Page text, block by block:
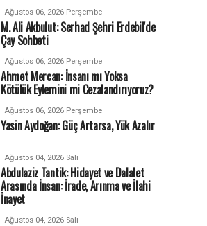
Ağustos 06, 2026 Perşembe
M. Ali Akbulut: Serhad Şehri Erdebil'de
Çay Sohbeti
Ağustos 06, 2026 Perşembe
Ahmet Mercan: İnsanı mı Yoksa
Kötülük Eylemini mi Cezalandırıyoruz?
Ağustos 06, 2026 Perşembe
Yasin Aydoğan: Güç Artarsa, Yük Azalır
Ağustos 04, 2026 Salı
Abdulaziz Tantik: Hidayet ve Dalalet
Arasında İnsan: İrade, Arınma ve İlahi
İnayet
Ağustos 04, 2026 Salı